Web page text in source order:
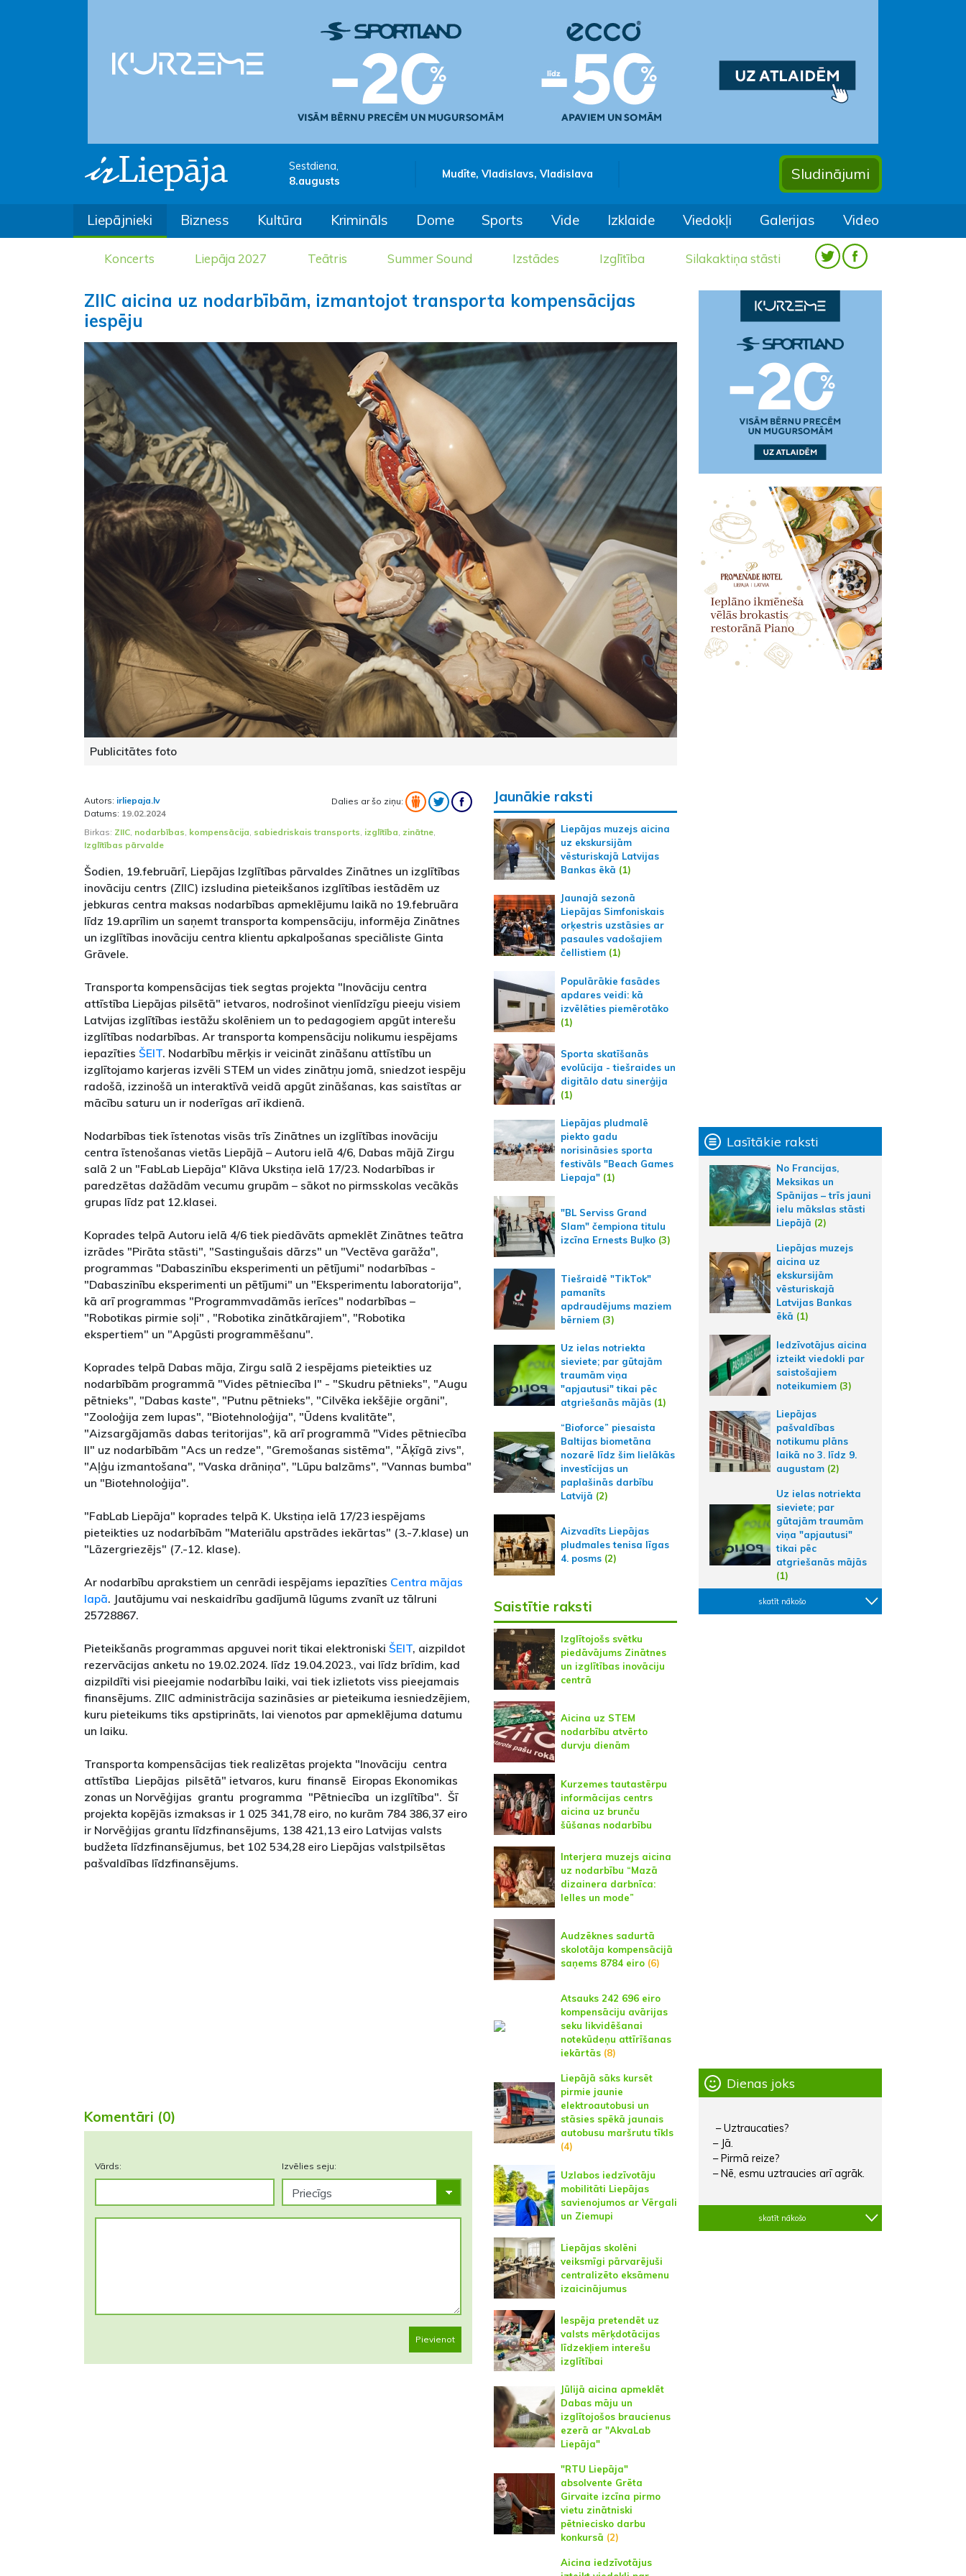
Sestdiena,
8.augusts
Mudīte, Vladislavs, Vladislava Sludinājumi
Liepājnieki Bizness Kultūra Krimināls Dome Sports Vide Izklaide Viedokļi Galerijas Video
Koncerts Liepāja 2027 Teātris Summer Sound Izstādes Izglītība Silakaktiņa stāsti
ZIIC aicina uz nodarbībām, izmantojot transporta kompensācijas
iespēju
Publicitātes foto
Autors: irliepaja.lv
Datums: 19.02.2024
Dalies ar šo ziņu:
Birkas: ZIIC, nodarbības, kompensācija, sabiedriskais transports, izglītība, zinātne,
Izglītības pārvalde
Šodien, 19.februārī, Liepājas Izglītības pārvaldes Zinātnes un izglītības
inovāciju centrs (ZIIC) izsludina pieteikšanos izglītības iestādēm uz
jebkuras centra maksas nodarbības apmeklējumu laikā no 19.februāra
līdz 19.aprīlim un saņemt transporta kompensāciju, informēja Zinātnes
un izglītības inovāciju centra klientu apkalpošanas speciāliste Ginta
Grāvele.
Transporta kompensācijas tiek segtas projekta "Inovāciju centra
attīstība Liepājas pilsētā" ietvaros, nodrošinot vienlīdzīgu pieeju visiem
Latvijas izglītības iestāžu skolēniem un to pedagogiem apgūt interešu
izglītības nodarbības. Ar transporta kompensāciju nolikumu iespējams
iepazīties ŠEIT. Nodarbību mērķis ir veicināt zināšanu attīstību un
izglītojamo karjeras izvēli STEM un vides zinātņu jomā, sniedzot iespēju
radošā, izzinošā un interaktīvā veidā apgūt zināšanas, kas saistītas ar
mācību saturu un ir noderīgas arī ikdienā.
Nodarbības tiek īstenotas visās trīs Zinātnes un izglītības inovāciju
centra īstenošanas vietās Liepājā – Autoru ielā 4/6, Dabas mājā Zirgu
salā 2 un "FabLab Liepāja" Klāva Ukstiņa ielā 17/23. Nodarbības ir
paredzētas dažādām vecumu grupām – sākot no pirmsskolas vecākās
grupas līdz pat 12.klasei.
Koprades telpā Autoru ielā 4/6 tiek piedāvāts apmeklēt Zinātnes teātra
izrādes "Pirāta stāsti", "Sastingušais dārzs" un "Vectēva garāža",
programmas "Dabaszinību eksperimenti un pētījumi" nodarbības -
"Dabaszinību eksperimenti un pētījumi" un "Eksperimentu laboratorija",
kā arī programmas "Programmvadāmās ierīces" nodarbības –
"Robotikas pirmie soļi" , "Robotika zinātkārajiem", "Robotika
ekspertiem" un "Apgūsti programmēšanu".
Koprades telpā Dabas māja, Zirgu salā 2 iespējams pieteikties uz
nodarbībām programmā "Vides pētniecība I" - "Skudru pētnieks", "Augu
pētnieks", "Dabas kaste", "Putnu pētnieks", "Cilvēka iekšējie orgāni",
"Zooloģija zem lupas", "Biotehnoloģija", "Ūdens kvalitāte",
"Aizsargājamās dabas teritorijas", kā arī programmā "Vides pētniecība
II" uz nodarbībām "Acs un redze", "Gremošanas sistēma", "Āķīgā zivs",
"Aļģu izmantošana", "Vaska drāniņa", "Lūpu balzāms", "Vannas bumba"
un "Biotehnoloģija".
"FabLab Liepāja" koprades telpā K. Ukstiņa ielā 17/23 iespējams
pieteikties uz nodarbībām "Materiālu apstrādes iekārtas" (3.-7.klase) un
"Lāzergriezējs" (7.-12. klase).
Ar nodarbību aprakstiem un cenrādi iespējams iepazīties Centra mājas
lapā. Jautājumu vai neskaidrību gadījumā lūgums zvanīt uz tālruni
25728867.
Pieteikšanās programmas apguvei norit tikai elektroniski ŠEIT, aizpildot
rezervācijas anketu no 19.02.2024. līdz 19.04.2023., vai līdz brīdim, kad
aizpildīti visi pieejamie nodarbību laiki, vai tiek izlietots viss pieejamais
finansējums. ZIIC administrācija sazināsies ar pieteikuma iesniedzējiem,
kuru pieteikums tiks apstiprināts, lai vienotos par apmeklējuma datumu
un laiku.
Transporta kompensācijas tiek realizētas projekta "Inovāciju centra
attīstība Liepājas pilsētā" ietvaros, kuru finansē Eiropas Ekonomikas
zonas un Norvēģijas grantu programma "Pētniecība un izglītība". Šī
projekta kopējās izmaksas ir 1 025 341,78 eiro, no kurām 784 386,37 eiro
ir Norvēģijas grantu līdzfinansējums, 138 421,13 eiro Latvijas valsts
budžeta līdzfinansējumus, bet 102 534,28 eiro Liepājas valstpilsētas
pašvaldības līdzfinansējums.
Komentāri (0)
Vārds: Izvēlies seju:
Pievienot
Jaunākie raksti
Liepājas muzejs aicina
uz ekskursijām
vēsturiskajā Latvijas
Bankas ēkā (1)
Jaunajā sezonā
Liepājas Simfoniskais
orķestris uzstāsies ar
pasaules vadošajiem
čellistiem(1)
Populārākie fasādes
apdares veidi: kā
izvēlēties piemērotāko
(1)
Sporta skatīšanās
evolūcija - tiešraides un
digitālo datu sinerģija
(1)
Liepājas pludmalē
piekto gadu
norisināsies sporta
festivāls "Beach Games
Liepaja"(1)
"BL Serviss Grand
Slam" čempiona titulu
izcīna Ernests Buļko(3)
Tiešraidē "TikTok"
pamanīts
apdraudējums maziem
bērniem(3)
Uz ielas notriekta
sieviete; par gūtajām
traumām viņa
"apjautusi" tikai pēc
atgriešanās mājās(1)
“Bioforce” piesaista
Baltijas biometāna
nozarē līdz šim lielākās
investīcijas un
paplašinās darbību
Latvijā (2)
Aizvadīts Liepājas
pludmales tenisa līgas
4. posms(2)
Saistītie raksti
Izglītojošs svētku
piedāvājums Zinātnes
un izglītības inovāciju
centrā
Aicina uz STEM
nodarbību atvērto
durvju dienām
Kurzemes tautastērpu
informācijas centrs
aicina uz brunču
šūšanas nodarbību
Interjera muzejs aicina
uz nodarbību “Mazā
dizainera darbnīca:
lelles un mode”
Audzēknes sadurtā
skolotāja kompensācijā
saņems 8784 eiro(6)
Atsauks 242 696 eiro
kompensāciju avārijas
seku likvidēšanai
notekūdeņu attīrīšanas
iekārtās(8)
Liepājā sāks kursēt
pirmie jaunie
elektroautobusi un
stāsies spēkā jaunais
autobusu maršrutu tīkls
(4)
Uzlabos iedzīvotāju
mobilitāti Liepājas
savienojumos ar Vērgali
un Ziemupi
Liepājas skolēni
veiksmīgi pārvarējuši
centralizēto eksāmenu
izaicinājumus
Iespēja pretendēt uz
valsts mērķdotācijas
līdzekļiem interešu
izglītībai
Jūlijā aicina apmeklēt
Dabas māju un
izglītojošos braucienus
ezerā ar "AkvaLab
Liepāja"
"RTU Liepāja"
absolvente Grēta
Girvaite izcīna pirmo
vietu zinātniski
pētniecisko darbu
konkursā (2)
Aicina iedzīvotājus
Lasītākie raksti
No Francijas,
Meksikas un
Spānijas – trīs jauni
ielu mākslas stāsti
Liepājā (2)
Liepājas muzejs
aicina uz
ekskursijām
vēsturiskajā
Latvijas Bankas
ēkā (1)
Iedzīvotājus aicina
izteikt viedokli par
saistošajiem
noteikumiem (3)
Liepājas
pašvaldības
notikumu plāns
laikā no 3. līdz 9.
augustam (2)
Uz ielas notriekta
sieviete; par
gūtajām traumām
viņa "apjautusi"
tikai pēc
atgriešanās mājās
(1)
skatīt nākošo
Dienas joks
– Uztraucaties?
– Jā.
– Pirmā reize?
– Nē, esmu uztraucies arī agrāk.
skatīt nākošo